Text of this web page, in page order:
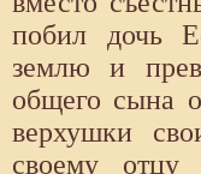
побил дочь
землю и
общего сына
верхушки
своему